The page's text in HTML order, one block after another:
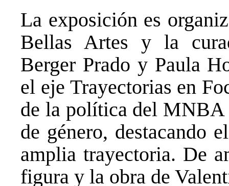
La exposición es
Bellas Artes y la
Berger Prado y Paula
el eje Trayectorias en
de la política del MNBA
de género, destacando
amplia trayectoria. De
figura y la obra de